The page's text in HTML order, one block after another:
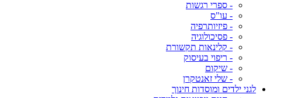
- ספרי רגשות
- עו"ס
- פיזיותרפיה
- פסיכולוגיה
- קלינאות תקשורת
- ריפוי בעיסוק
- שיקום
- שלי זאנטקרן
לגני ילדים ומוסדות חינוך